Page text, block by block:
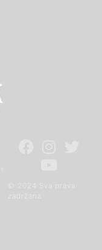
© 2024 Sva prava